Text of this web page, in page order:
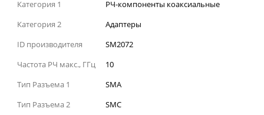
Категория 1
РЧ-компоненты коаксиальные
Категория 2
Адаптеры
ID производителя
SM2072
Частота РЧ макс., ГГц
10
Тип Разъема 1
SMA
Тип Разъема 2
SMC